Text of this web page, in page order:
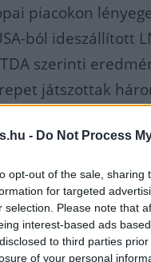
- Do Not Process
opt-out of the sale,
for targeted
selection. Please note that
interest-based ads
to third parties
of your personal
piacokon
ból ideszállított
szerinti
játszottak
makrogazdasági
orosz